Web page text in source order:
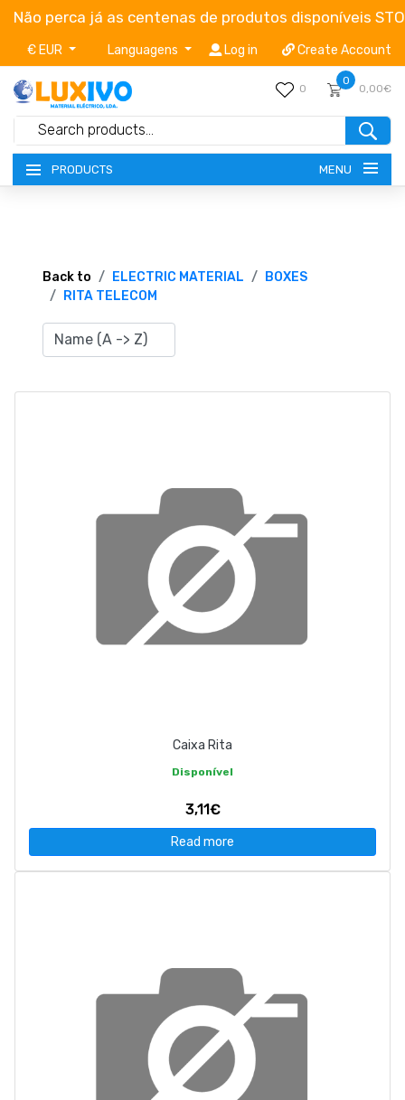
Não perca já as centenas de produtos disponíveis
€ EUR Languagens Log in Create Account
0
0
0,00€
PRODUCTS MENU
TERMS OF SERVICE
geral@luxivo.pt
Back to ELECTRIC MATERIAL
BOXES
RITA TELECOM
Caixa Rita
Disponível
3,11€
Read more